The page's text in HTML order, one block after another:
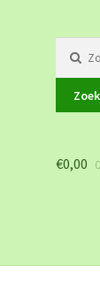
naar:
€0,00